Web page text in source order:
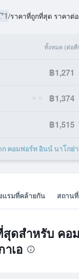
/ราคาที่ถูกที่สุด ราคาต่
ทั้งหมด (ต่อคื
฿1,271
฿1,374
฿1,515
แรมที่คล้ายกัน สถาน
สุดสำหรับ คอ
เอ